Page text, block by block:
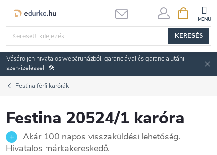
KERESÉS
KOSÁR
Vásároljon hivatalos webáruházból, garanciával és garancia utáni
szervizeléssel ! 🛠️
Festina férfi karórák
Festina 20524/1 karóra
Akár 100 napos visszaküldési lehetőség.
Hivatalos márkakereskedő.